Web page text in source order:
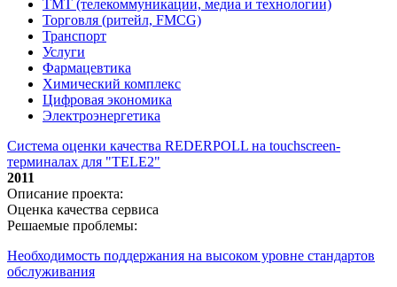
ТМТ (телекоммуникации, медиа и технологии)
Торговля (ритейл, FMCG)
Транспорт
Услуги
Фармацевтика
Химический комплекс
Цифровая экономика
Электроэнергетика
Система оценки качества REDERPOLL на touchscreen-
терминалах для "TELE2"
2011
Описание проекта:
Оценка качества сервиса
Решаемые проблемы:
Необходимость поддержания на высоком уровне стандартов
обслуживания